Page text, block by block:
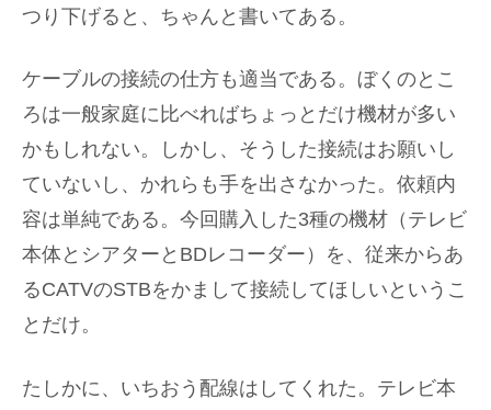
つり下げると、ちゃんと書いてある。
ケーブルの接続の仕方も適当である。ぼくのとこ
ろは一般家庭に比べればちょっとだけ機材が多い
かもしれない。しかし、そうした接続はお願いし
ていないし、かれらも手を出さなかった。依頼内
容は単純である。今回購入した3種の機材（テレビ
本体とシアターとBDレコーダー）を、従来からあ
るCATVのSTBをかまして接続してほしいというこ
とだけ。
たしかに、いちおう配線はしてくれた。テレビ本